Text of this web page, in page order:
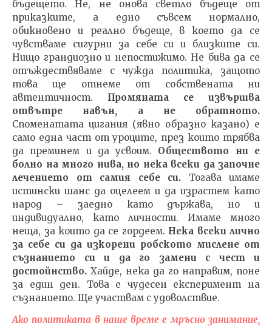
бъдещето. Не, не онова светло бъдеще от
приказките, а едно съвсем нормално,
обикновено и реално бъдеще, в което да се
чувстваме сигурни за себе си и близките си.
Нищо грандиозно и непостижимо. Не бива да се
отъждествяваме с чужда политика, защото
това ще отнеме от собствената ни
автентичност. Промяната се извършва
отвътре навън, а не обратното.
Споменатата цигания (явно образно казано) е
само една част от уроците, през които трябва
да преминем и да усвоим. Обществото ни е
болно на много нива, но нека всеки да започне
лечението от самия себе си. Тогава имаме
истински шанс да оцелеем и да израстем като
народ – заедно като държава, но и
индивидуално, като личности. Имаме много
неща, за които да се гордеем. Нека всеки лично
за себе си да изкорени робското мислене от
съзнанието си и да го замени с чест и
достойнство. Хайде, нека да го направим, поне
за един ден. Това е чудесен експеримент на
съзнанието. Ще участвам с удоволствие.
Ако политиката в наше време е мръсно занимание,